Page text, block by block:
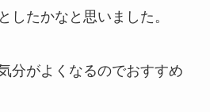
したかなと思いました。
分がよくなるのでおすすめ